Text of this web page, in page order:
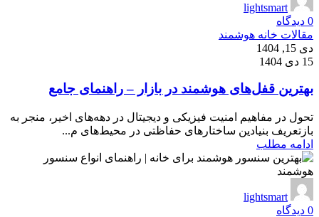
lightsmart
0 دیدگاه
مقالات خانه هوشمند
دی 15, 1404
15 دی 1404
بهترین قفل‌های هوشمند در بازار – راهنمای جامع
تحول در مفاهیم امنیت فیزیکی و دیجیتال در دهه‌های اخیر، منجر به
بازتعریف بنیادین ساختارهای حفاظتی در محیط‌های م...
ادامه مطلب
lightsmart
0 دیدگاه